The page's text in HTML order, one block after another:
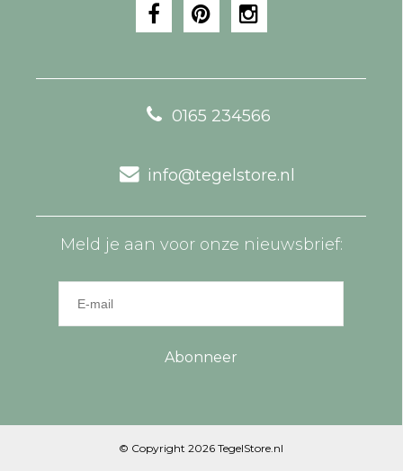
0165 234566
info@tegelstore.nl
Meld je aan voor onze nieuwsbrief:
Abonneer
© Copyright 2026 TegelStore.nl